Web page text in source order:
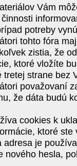
Vám
potreby
tohto fóra
zistia, že
ktoré vložíte
tretej strane bez
považovaní
že dáta budú
cookies k
ktoré
adresa je
nového hesla,